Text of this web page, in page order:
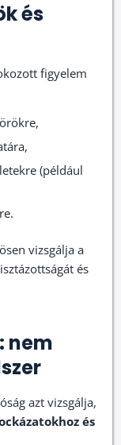
és
figyelem
(például
vizsgálja a
és
nem
azt vizsgálja,
és